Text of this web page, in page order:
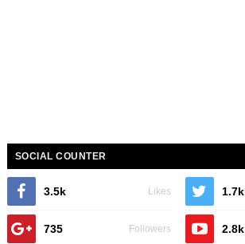
SOCIAL COUNTER
3.5k Likes 1.7k
735 Followers 2.8k